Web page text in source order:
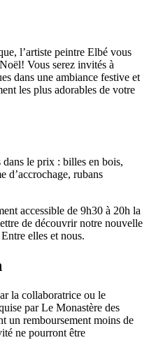
l’artiste peintre Elbé vous
Vous serez invités à
dans une ambiance festive et
les plus adorables de votre
dans le prix : billes en bois,
d’accrochage, rubans
accessible de 9h30 à 20h la
de découvrir notre nouvelle
elles et nous.
la collaboratrice ou le
par Le Monastère des
un remboursement moins de
ne pourront être